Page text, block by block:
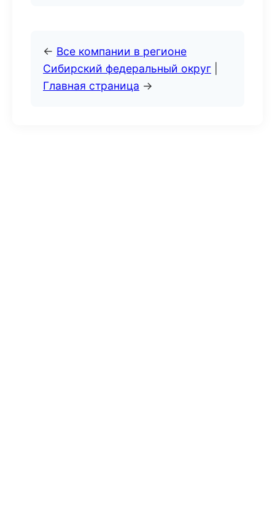
← Все компании в регионе
Сибирский федеральный округ
Главная страница →